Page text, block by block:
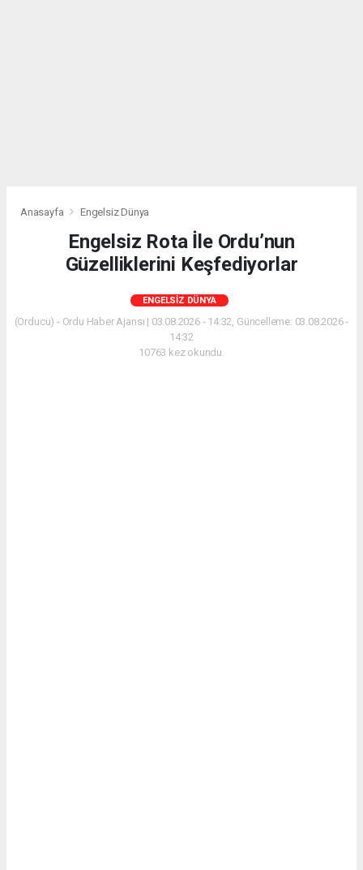
Anasayfa Engelsiz Dünya
Engelsiz Rota İle Ordu’nun
Güzelliklerini Keşfediyorlar
ENGELSIZ DÜNYA
(Orducu) - Ordu Haber Ajansı | 03.08.2026 - 14:32, Güncelleme: 03.08.2026 -
14:32
10763 kez okundu.